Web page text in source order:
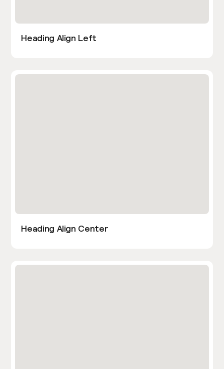
Heading Align Left
Heading Align Center